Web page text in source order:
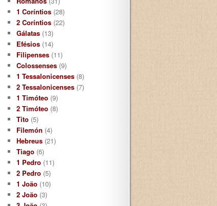
1 Coríntios (28)
2 Coríntios (22)
Gálatas (13)
Efésios (14)
Filipenses (11)
Colossenses (9)
1 Tessalonicenses (8)
2 Tessalonicenses (7)
1 Timóteo (9)
2 Timóteo (8)
Tito (5)
Filemón (4)
Hebreus (21)
Tiago (6)
1 Pedro (11)
2 Pedro (5)
1 João (10)
2 João (3)